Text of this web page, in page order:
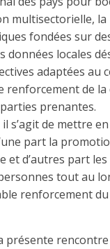
multisectorielle, la
fondées sur
données locales
adaptées au
renforcement de
prenantes.
s’agit de mettre
part la
et d’autres part les
tout au
renforcement du
présente